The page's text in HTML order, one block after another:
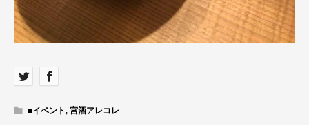
■イベント, 宮酒アレコレ